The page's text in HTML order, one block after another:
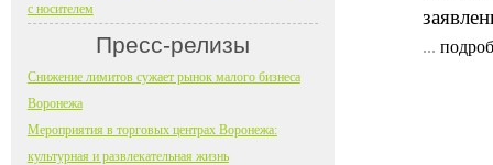
...
с носителем
Пресс-релизы
Снижение лимитов сужает рынок малого бизнеса
Воронежа
Мероприятия в торговых центрах Воронежа:
культурная и развлекательная жизнь